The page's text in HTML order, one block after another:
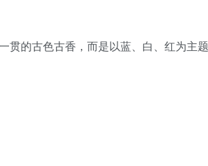
贯的古色古香，而是以蓝、白、红为主题